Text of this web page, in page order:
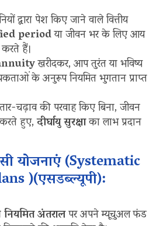
द्वारा पेश किए जाने वाले वित्तीय
periodया जीवन भर के लिए आय
करते हैं।
खरीदकर, आप तुरंत या भविष्य
के अनुरूप नियमित भुगतान प्राप्त
चढ़ाव की परवाह किए बिना, जीवन
हुए,दीर्घायु सुरक्षाका लाभ प्रदान
योजनाएं (Systematic
)(एसडब्ल्यूपी):
नियमित अंतरालपर अपने म्यूचुअल फंड